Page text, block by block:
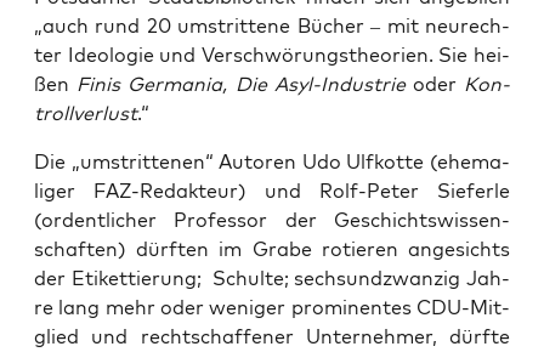
„auch rund 20 umstrit­te­ne Bücher – mit neu­rech­
ter Ideo­lo­gie und Ver­schwö­rungs­theo­rien. Sie hei­
ßen Finis Ger­ma­nia, Die Asyl-Indus­trieoder Kon­
troll­ver­lust.“
Die „umstrit­te­nen“ Autoren Udo Ulfkot­te (ehe­ma­
li­ger FAZ-Redak­teur) und Rolf-Peter Sie­fer­le
(ordent­li­cher Pro­fes­sor der Geschichts­wis­sen­
schaf­ten) dürf­ten im Gra­be rotie­ren ange­sichts
der Eti­ket­tie­rung; Schul­te; sechs­und­zwan­zig Jah­
re lang mehr oder weni­ger pro­mi­nen­tes CDU-Mit­
glied und recht­schaf­fe­ner Unter­neh­mer, dürf­te